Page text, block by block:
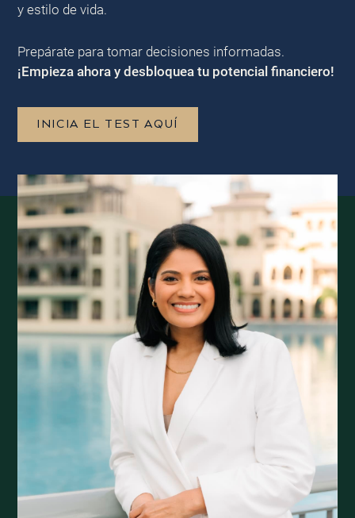
y estilo de vida.
Prepárate para tomar decisiones informadas.
¡Empieza ahora y desbloquea tu potencial financiero!
INICIA EL TEST AQUÍ